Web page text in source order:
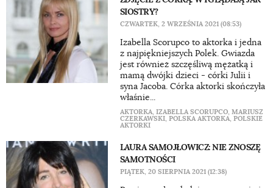
SIOSTRY?
CZWARTEK, 2 WRZEŚNIA 2021 (08:53)
Izabella Scorupco to aktorka i jedna
z najpiękniejszych Polek. Gwiazda
jest również szczęśliwą mężatką i
mamą dwójki dzieci - córki Julii i
syna Jacoba. Córka aktorki skończyła
właśnie...
AKTORKA, IZABELLA SCORUPCO, MARIUSZ
CZERKAWSKI, POLSKA AKTORKA, POLSKIE
AKTORKI
LAURA SAMOJŁOWICZ: NIE ZNOSZĘ
SAMOTNOŚCI
PIĄTEK, 20 SIERPNIA 2021 (12:38)